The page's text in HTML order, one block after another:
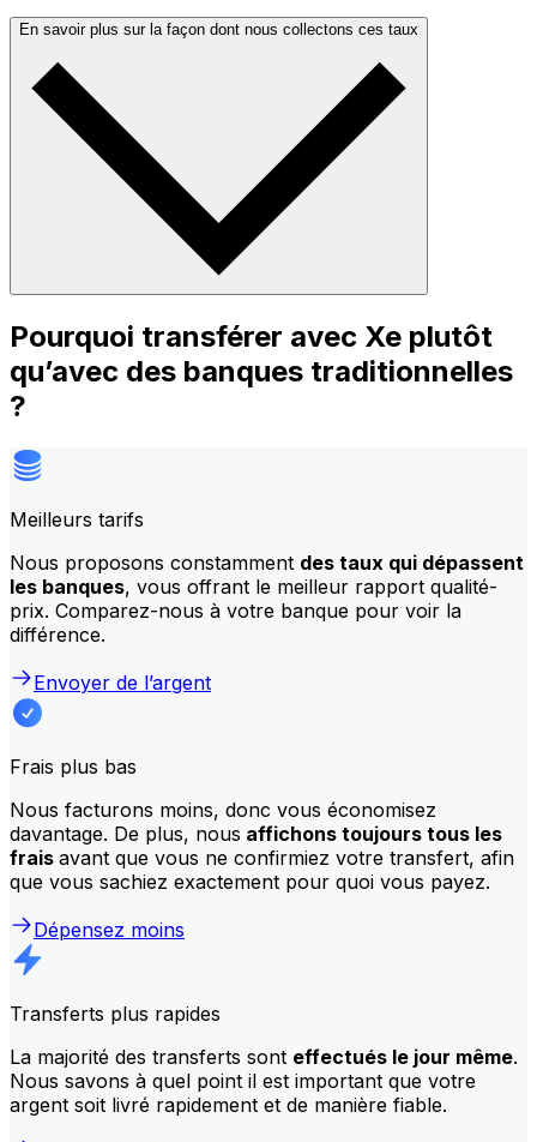
En savoir plus sur la façon dont nous collectons ces taux
Pourquoi transférer avec Xe plutôt
qu’avec des banques traditionnelles
?
Meilleurs tarifs
Nous proposons constamment des taux qui dépassent
les banques, vous offrant le meilleur rapport qualité-
prix. Comparez-nous à votre banque pour voir la
différence.
Envoyer de l’argent
Frais plus bas
Nous facturons moins, donc vous économisez
davantage. De plus, nous affichons toujours tous les
frais avant que vous ne confirmiez votre transfert, afin
que vous sachiez exactement pour quoi vous payez.
Dépensez moins
Transferts plus rapides
La majorité des transferts sont effectués le jour même.
Nous savons à quel point il est important que votre
argent soit livré rapidement et de manière fiable.